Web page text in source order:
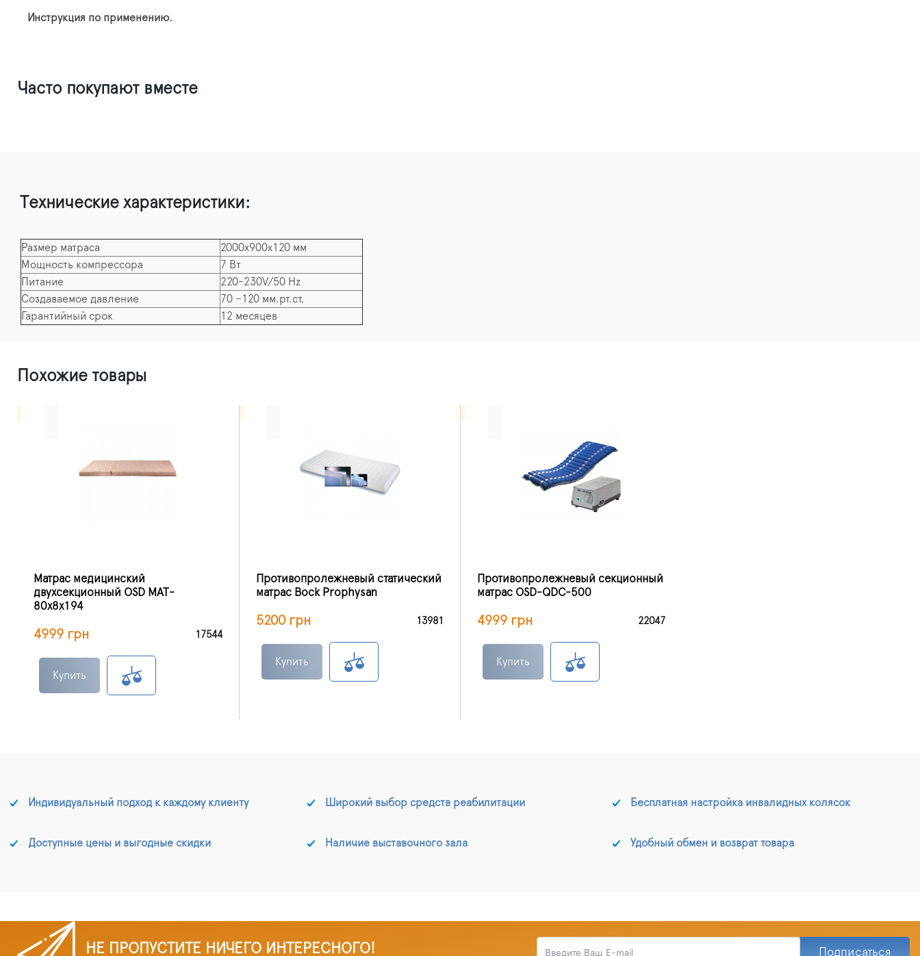
Инструкция по применению.
Часто покупают вместе
Технические характеристики:
Размер матраса
2000х900х120 мм
Мощность компрессора
7 Вт
Питание
220-230V/50 Hz
Создаваемое давление
70 –120 мм.рт.ст.
Гарантийный срок
12 месяцев
Похожие товары
Матрас медицинский
двухсекционный OSD MAT-
80x8x194
4999 грн 17544
Купить
Противопролежневый статический
матрас Bock Prophysan
5200 грн 13981
Купить
Противопролежневый секционный
матрас OSD-QDC-500
4999 грн 22047
Купить
Индивидуальный подход к каждому клиенту Широкий выбор средств реабилитации
Доступные цены и выгодные скидки Наличие выставочного зала
Бесплатная настройка инвалидных колясок
Удобный обмен и возврат товара
НЕ ПРОПУСТИТЕ НИЧЕГО ИНТЕРЕСНОГО! Подписаться